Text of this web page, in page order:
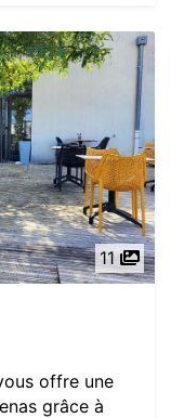
11
offre une
grâce à